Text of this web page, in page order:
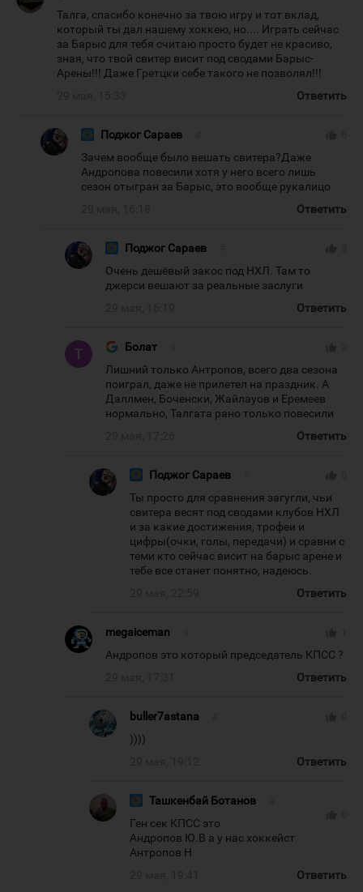
Талга, спасибо конечно за твою игру и тот вклад,
который ты дал нашему хоккею, но.... Играть сейчас
за Барыс для тебя считаю просто будет не красиво,
зная, что твой свитер висит под сводами Барыс-
Арены!!! Даже Гретцки себе такого не позволял!!!
Ответить
Поджог Сараев
Зачем вообще было вешать свитера?Даже
Андропова повесили хотя у него всего лишь
сезон отыгран за Барыс, это вообще рукалицо
Ответить
Поджог Сараев
Очень дешёвый закос под НХЛ. Там то
джерси вешают за реальные заслуги
Ответить
Болат
Лишний только Антропов, всего два сезона
поиграл, даже не прилетел на праздник. А
Даллмен, Боченски, Жайлауов и Еремеев
нормально, Талгата рано только повесили
Ответить
Поджог Сараев
Ты просто для сравнения загугли, чьи
свитера весят под сводами клубов НХЛ
и за какие достижения, трофеи и
цифры(очки, голы, передачи) и сравни с
теми кто сейчас висит на барыс арене и
тебе все станет понятно, надеюсь.
Ответить
megaiceman
Андропов это который председатель КПСС ?
Ответить
buller7astana
))))
Ответить
Ташкенбай Ботанов
Ген сек КПСС это
Андропов Ю.В а у нас хоккейст
Антропов Н
Ответить